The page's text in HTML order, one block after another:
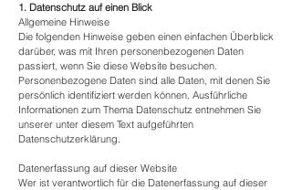
1. Datenschutz auf einen Blick
Allgemeine Hinweise
Die folgenden Hinweise geben einen einfachen Überblick
darüber, was mit Ihren personenbezogenen Daten
passiert, wenn Sie diese Website besuchen.
Personenbezogene Daten sind alle Daten, mit denen Sie
persönlich identifiziert werden können. Ausführliche
Informationen zum Thema Datenschutz entnehmen Sie
unserer unter diesem Text aufgeführten
Datenschutzerklärung.
Datenerfassung auf dieser Website
Wer ist verantwortlich für die Datenerfassung auf dieser